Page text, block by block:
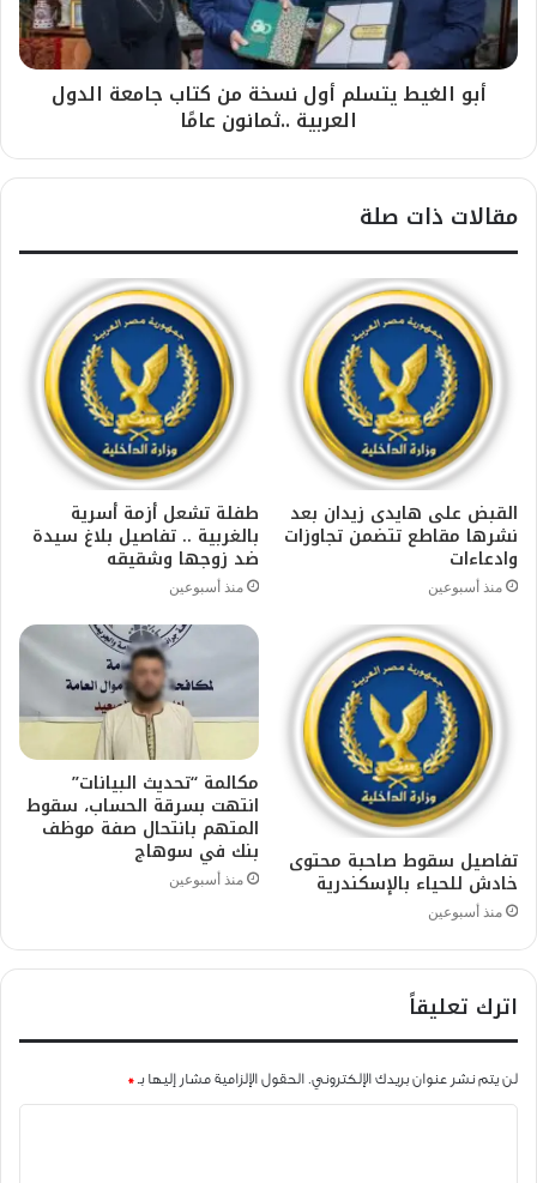
أبو الغيط يتسلم أول نسخة من كتاب جامعة الدول
العربية ..ثمانون عامًا
مقالات ذات صلة
القبض على هايدى زيدان بعد
نشرها مقاطع تتضمن تجاوزات
وادعاءات
منذ أسبوعين
طفلة تشعل أزمة أسرية
بالغربية .. تفاصيل بلاغ سيدة
ضد زوجها وشقيقه
منذ أسبوعين
تفاصيل سقوط صاحبة محتوى
خادش للحياء بالإسكندرية
منذ أسبوعين
مكالمة “تحديث البيانات”
انتهت بسرقة الحساب، سقوط
المتهم بانتحال صفة موظف
بنك في سوهاج
منذ أسبوعين
اترك تعليقاً
لن يتم نشر عنوان بريدك الإلكتروني. الحقول الإلزامية مشار إليها بـ *